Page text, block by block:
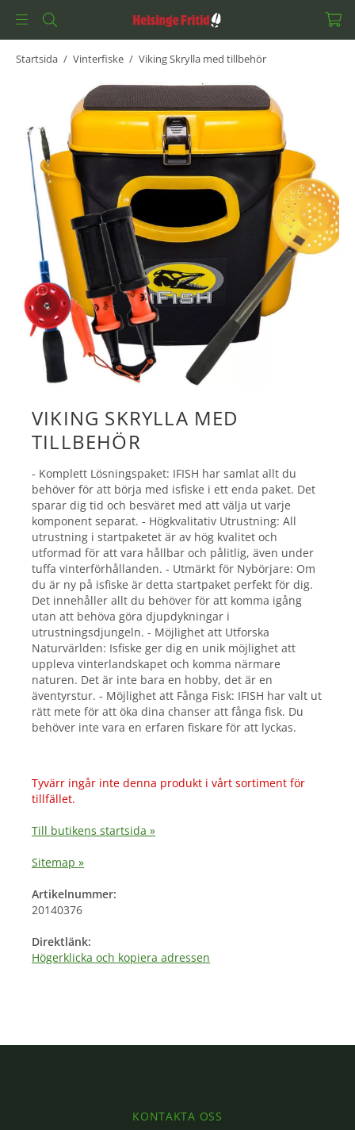
Startsida / Vinterfiske / Viking Skrylla med tillbehör
VIKING SKRYLLA MED
TILLBEHÖR
- Komplett Lösningspaket: IFISH har samlat allt du
behöver för att börja med isfiske i ett enda paket. Det
sparar dig tid och besväret med att välja ut varje
komponent separat. - Högkvalitativ Utrustning: All
utrustning i startpaketet är av hög kvalitet och
utformad för att vara hållbar och pålitlig, även under
tuffa vinterförhållanden. - Utmärkt för Nybörjare: Om
du är ny på isfiske är detta startpaket perfekt för dig.
Det innehåller allt du behöver för att komma igång
utan att behöva göra djupdykningar i
utrustningsdjungeln. - Möjlighet att Utforska
Naturvärlden: Isfiske ger dig en unik möjlighet att
uppleva vinterlandskapet och komma närmare
naturen. Det är inte bara en hobby, det är en
äventyrstur. - Möjlighet att Fånga Fisk: IFISH har valt ut
rätt mete för att öka dina chanser att fånga fisk. Du
behöver inte vara en erfaren fiskare för att lyckas.
Tyvärr ingår inte denna produkt i vårt sortiment för
tillfället.
Till butikens startsida »
Sitemap »
Artikelnummer:
20140376
Direktlänk:
Högerklicka och kopiera adressen
KONTAKTA OSS